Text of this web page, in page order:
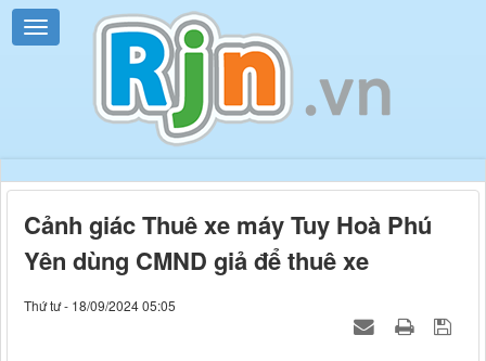
Cảnh giác Thuê xe máy Tuy Hoà Phú
Yên dùng CMND giả để thuê xe
Thứ tư - 18/09/2024 05:05